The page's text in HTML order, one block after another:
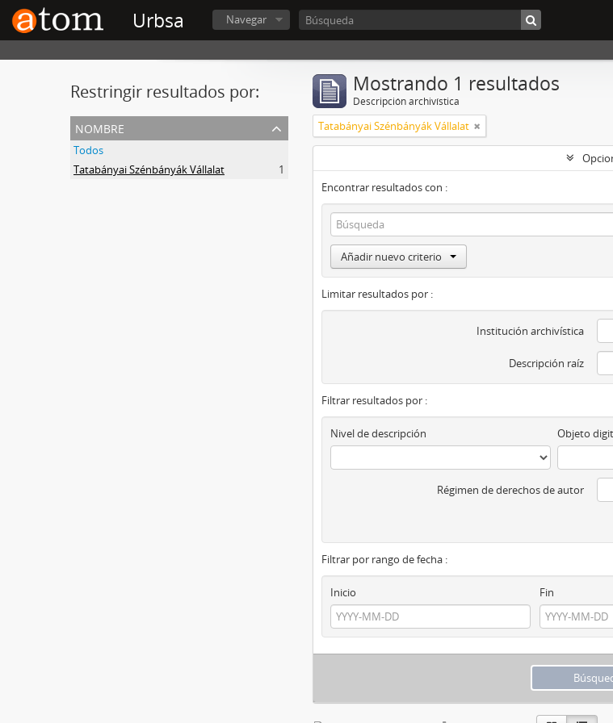
Urbsa Navegar
Restringir resultados por:
nombre
Todos
Tatabányai Szénbányák Vállalat
1
Mostrando 1 resultados
Descripción archivística
Tatabányai Szénbányák Vállalat
Encontrar resultados con :
Añadir nuevo criterio
Limitar resultados por :
Institución archivística
Descripción raíz
Filtrar resultados por :
Nivel de descripción Objeto
Régimen de derechos de autor
Filtrar por rango de fecha :
Inicio
Fin